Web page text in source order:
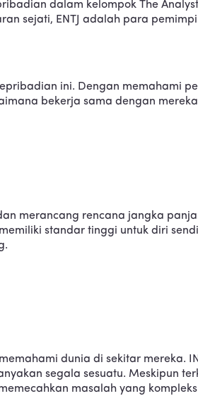
dalam kelompok The
sejati, ENTJ adalah para
ini. Dengan memahami
bekerja sama dengan
merancang rencana jangka
standar tinggi untuk diri
dunia di sekitar mereka.
segala sesuatu. Meskipun
masalah yang